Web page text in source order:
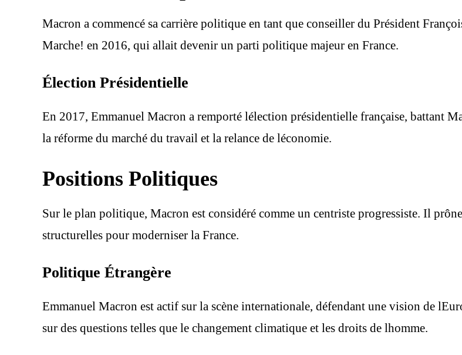
Macron a commencé sa carrière politique en tant que conseiller du Président
Marche! en 2016, qui allait devenir un parti politique majeur en France.
Élection Présidentielle
En 2017, Emmanuel Macron a remporté lélection présidentielle française, battant
la réforme du marché du travail et la relance de léconomie.
Positions Politiques
Sur le plan politique, Macron est considéré comme un centriste progressiste. Il
structurelles pour moderniser la France.
Politique Étrangère
Emmanuel Macron est actif sur la scène internationale, défendant une vision de
sur des questions telles que le changement climatique et les droits de lhomme.